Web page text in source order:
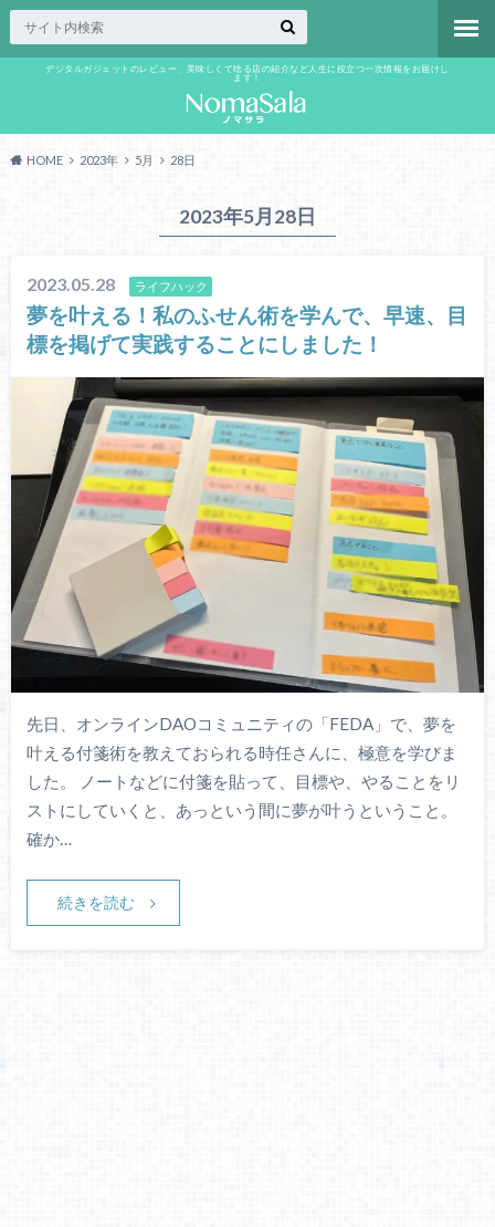
デジタルガジェットのレビュー、美味しくて唸る店の紹介など人生に役立つ一次情報をお届けし
ます！
HOME 2023年 5月 28日
2023年5月28日
2023.05.28 ライフハック
夢を叶える！私のふせん術を学んで、早速、目
標を掲げて実践することにしました！
先日、オンラインDAOコミュニティの「FEDA」で、夢を
叶える付箋術を教えておられる時任さんに、極意を学びま
した。 ノートなどに付箋を貼って、目標や、やることをリ
ストにしていくと、あっという間に夢が叶うということ。
確か…
続きを読む